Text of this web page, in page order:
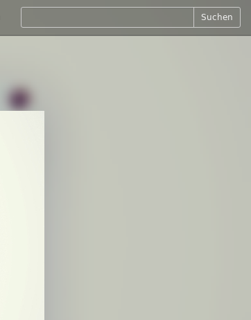
Suchen